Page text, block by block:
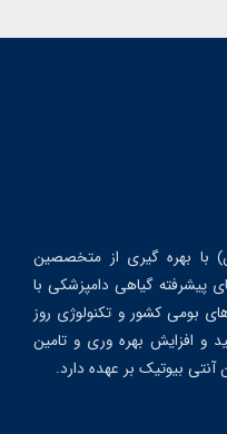
با بهره گیری از متخصصین
پیشرفته گیاهی دامپزشکی با
بومی کشور و تکنولوژی روز
و افزایش بهره وری و تامین
آنتی بیوتیک بر عهده دارد.